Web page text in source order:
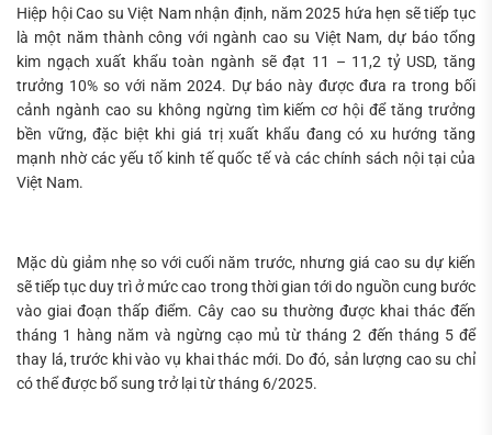
Hiệp hội Cao su Việt Nam nhận định, năm 2025 hứa hẹn sẽ tiếp tục
là một năm thành công với ngành cao su Việt Nam, dự báo tổng
kim ngạch xuất khẩu toàn ngành sẽ đạt 11 – 11,2 tỷ USD, tăng
trưởng 10% so với năm 2024. Dự báo này được đưa ra trong bối
cảnh ngành cao su không ngừng tìm kiếm cơ hội để tăng trưởng
bền vững, đặc biệt khi giá trị xuất khẩu đang có xu hướng tăng
mạnh nhờ các yếu tố kinh tế quốc tế và các chính sách nội tại của
Việt Nam.
Mặc dù giảm nhẹ so với cuối năm trước, nhưng giá cao su dự kiến
sẽ tiếp tục duy trì ở mức cao trong thời gian tới do nguồn cung bước
vào giai đoạn thấp điểm. Cây cao su thường được khai thác đến
tháng 1 hàng năm và ngừng cạo mủ từ tháng 2 đến tháng 5 để
thay lá, trước khi vào vụ khai thác mới. Do đó, sản lượng cao su chỉ
có thể được bổ sung trở lại từ tháng 6/2025.